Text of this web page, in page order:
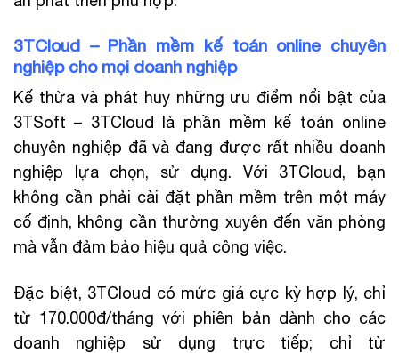
3TCloud – Phần mềm kế toán online chuyên
nghiệp cho mọi doanh nghiệp
Kế thừa và phát huy những ưu điểm nổi bật của
3TSoft – 3TCloud là phần mềm kế toán online
chuyên nghiệp đã và đang được rất nhiều doanh
nghiệp lựa chọn, sử dụng. Với 3TCloud, bạn
không cần phải cài đặt phần mềm trên một máy
cố định, không cần thường xuyên đến văn phòng
mà vẫn đảm bảo hiệu quả công việc.
Đặc biệt, 3TCloud có mức giá cực kỳ hợp lý, chỉ
từ 170.000đ/tháng với phiên bản dành cho các
doanh nghiệp sử dụng trực tiếp; chỉ từ